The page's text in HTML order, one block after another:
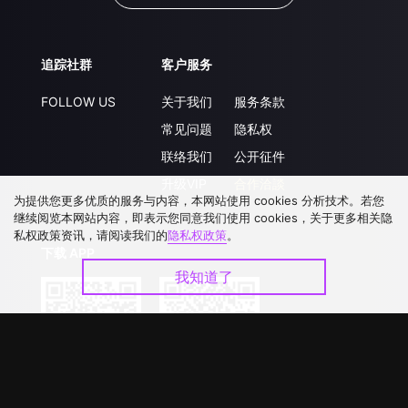
追踪社群
FOLLOW US
客户服务
关于我们
常见问题
联络我们
服务条款
隐私权
公开征件
为提供您更多优质的服务与内容，本网站使用 cookies 分析技术。若您
继续阅览本网站内容，即表示您同意我们使用 cookies，关于更多相关隐
私权政策资讯，请阅读我们的隐私权政策。
我知道了